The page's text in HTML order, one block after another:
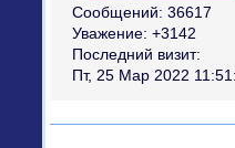
Сообщений: 36617
Уважение: +3142
Последний визит:
Пт, 25 Мар 2022